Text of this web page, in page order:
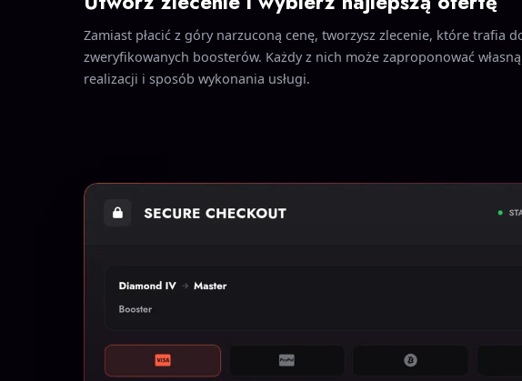
Zamiast płacić z góry narzuconą cenę, tworzysz zlecenie, które trafia
zweryfikowanych boosterów. Każdy z nich może zaproponować
realizacji i sposób wykonania usługi.